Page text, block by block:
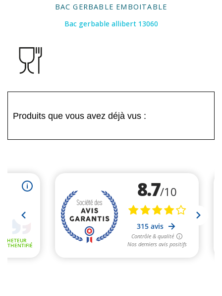
BAC GERBABLE EMBOITABLE
Bac gerbable allibert 13060
Produits que vous avez déjà vus :